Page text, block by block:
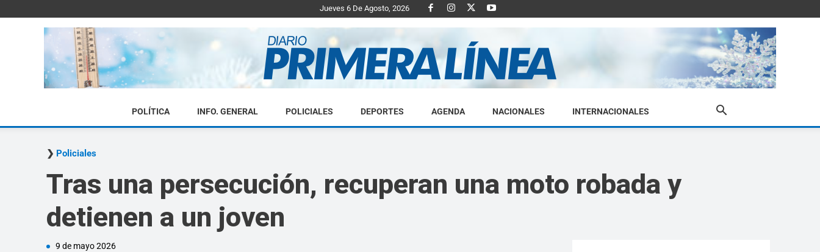
Jueves 6 De Agosto, 2026
Diario
POLÍTICA INFO. GENERAL POLICIALES DEPORTES AGENDA NACIONALES INTERNACIONALES
Policiales
Tras una persecución, recuperan una moto robada y
detienen a un joven
9 de mayo 2026